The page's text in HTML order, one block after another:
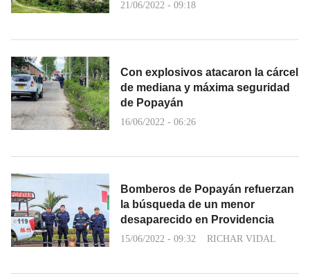
21/06/2022 - 09:18
Con explosivos atacaron la cárcel
de mediana y máxima seguridad
de Popayán
16/06/2022 - 06:26
Bomberos de Popayán refuerzan
la búsqueda de un menor
desaparecido en Providencia
15/06/2022 - 09:32 RICHAR VIDAL